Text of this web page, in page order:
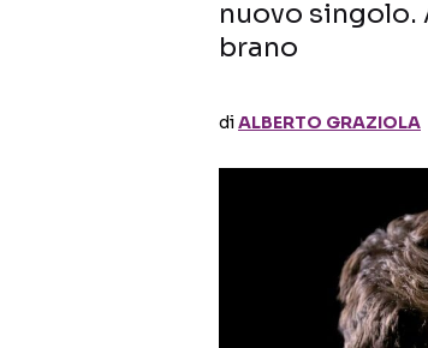
nuovo singolo.
brano
diALBERTO GRAZIOLA